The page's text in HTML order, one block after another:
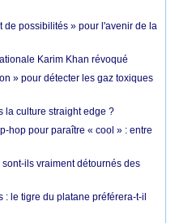
de possibilités » pour l'avenir de la
Karim Khan révoqué
» pour détecter les gaz toxiques
la culture straight edge ?
hop pour paraître « cool » : entre
ils vraiment détournés des
le tigre du platane préférera-t-il